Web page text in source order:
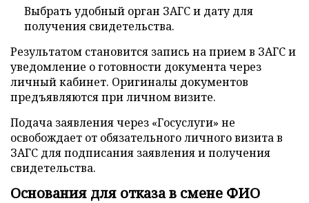
Выбрать удобный орган ЗАГС и дату для
получения свидетельства.
Результатом становится запись на прием в ЗАГС и
уведомление о готовности документа через
личный кабинет. Оригиналы документов
предъявляются при личном визите.
Подача заявления через «Госуслуги» не
освобождает от обязательного личного визита в
ЗАГС для подписания заявления и получения
свидетельства.
Основания для отказа в смене ФИО